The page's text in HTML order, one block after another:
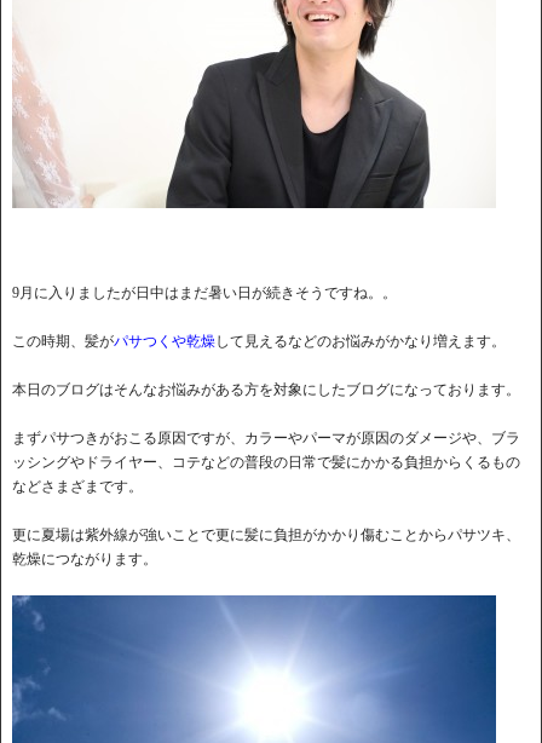
9月に入りましたが日中はまだ暑い日が続きそうですね。。
この時期、髪がパサつくや乾燥して見えるなどのお悩みがかなり増えます。
本日のブログはそんなお悩みがある方を対象にしたブログになっております。
まずパサつきがおこる原因ですが、カラーやパーマが原因のダメージや、ブラ
ッシングやドライヤー、コテなどの普段の日常で髪にかかる負担からくるもの
などさまざまです。
更に夏場は紫外線が強いことで更に髪に負担がかかり傷むことからパサツキ、
乾燥につながります。